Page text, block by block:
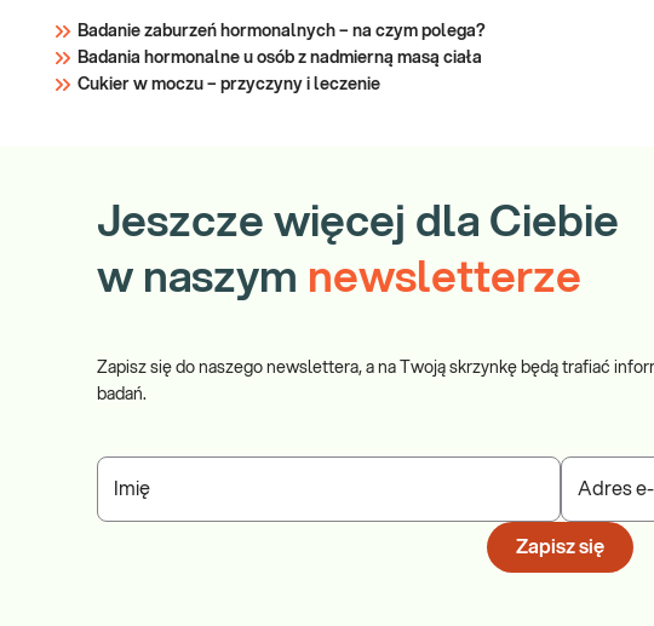
Badanie zaburzeń hormonalnych – na czym polega?
Badania hormonalne u osób z nadmierną masą ciała
Cukier w moczu – przyczyny i leczenie
Jeszcze więcej dla Ciebie
w naszym newsletterze
Zapisz się do naszego newslettera, a na Twoją skrzynkę będą trafiać
badań.
Imię Adres
Zapisz się